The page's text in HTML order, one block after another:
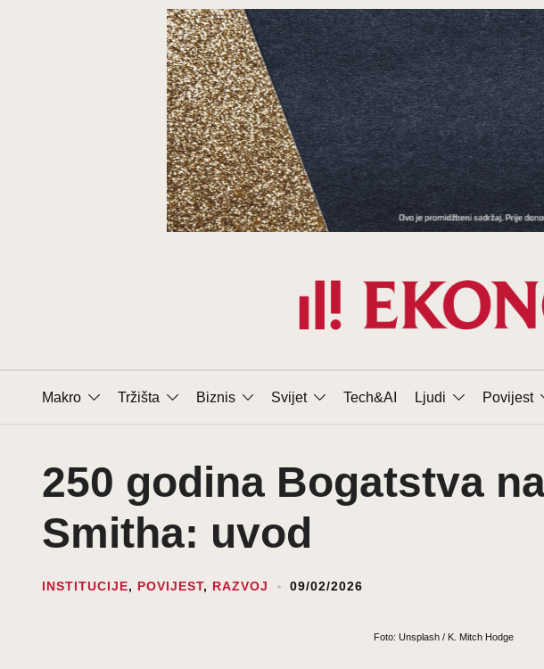
Makro Tržišta Biznis Svijet Tech&AI Ljudi Povijest
250 godina Bogatstva
Smitha: uvod
INSTITUCIJE, POVIJEST, RAZVOJ 09/02/2026
Foto: Unsplash / K. Mitch Hodge